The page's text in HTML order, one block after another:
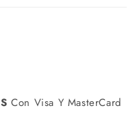
Con Visa Y MasterCard